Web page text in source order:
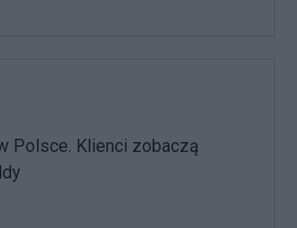
Polsce. Klienci zobaczą